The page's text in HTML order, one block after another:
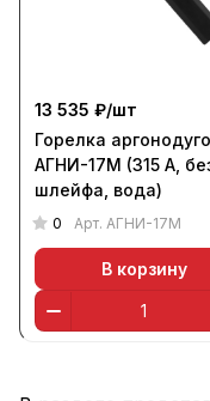
13 535 ₽/шт
Горелка
АГНИ-17М (315 А,
шлейфа, вода)
0 Арт. АГНИ-17М
В корзину